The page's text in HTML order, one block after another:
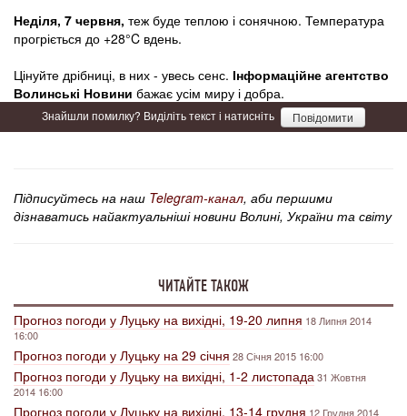
Неділя, 7 червня, теж буде теплою і сонячною. Температура
прогріється до +28°C вдень.
Цінуйте дрібниці, в них - увесь сенс. Інформаційне агентство
Волинські Новини бажає усім миру і добра.
Знайшли помилку? Виділіть текст і натисніть Повідомити
Підписуйтесь на наш Telegram-канал, аби першими
дізнаватись найактуальніші новини Волині, України та світу
ЧИТАЙТЕ ТАКОЖ
Прогноз погоди у Луцьку на вихідні, 19-20 липня 18 Липня 2014
16:00
Прогноз погоди у Луцьку на 29 січня 28 Січня 2015 16:00
Прогноз погоди у Луцьку на вихідні, 1-2 листопада31 Жовтня
2014 16:00
Прогноз погоди у Луцьку на вихідні, 13-14 грудня 12 Грудня 2014